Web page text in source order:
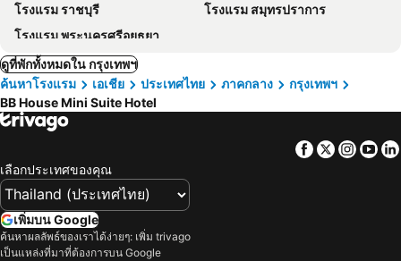
โรงแรม ราชบุรี
โรงแรม สมุทรปราการ
โรงแรม พระนครศรีอยุธยา
ดูที่พักทั้งหมดใน กรุงเทพฯ
ค้นหาโรงแรม
เอเชีย ประเทศไทย ภาคกลาง
กรุงเทพฯ
BB House Mini Suite Hotel
Facebook
Twitter
เลือกประเทศของคุณ
เพิ่มบน Google
ค้นหาผลลัพธ์ของเราได้ง่ายๆ: เพิ่ม trivago
เป็นแหล่งที่มาที่ต้องการบน Google